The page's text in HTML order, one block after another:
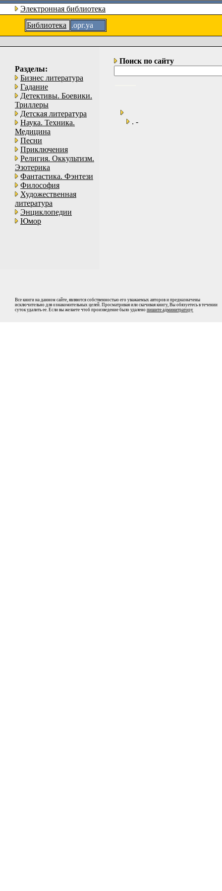
Электронная библиотека
Библиотека
.орг.уа
Разделы:
Бизнес литература
Гадание
Детективы. Боевики.
Триллеры
Детская литература
Наука. Техника.
Медицина
Песни
Приключения
Религия. Оккультизм.
Эзотерика
Фантастика. Фэнтези
Философия
Художественная
литература
Энциклопедии
Юмор
Поиск по сайту
. -
Все книги на данном сайте, являются собственностью его уважаемых авторов и предназначены
исключительно для ознакомительных целей. Просматривая или скачивая книгу, Вы обязуетесь в течении
суток удалить ее. Если вы желаете чтоб произведение было удалено пишите админитратору